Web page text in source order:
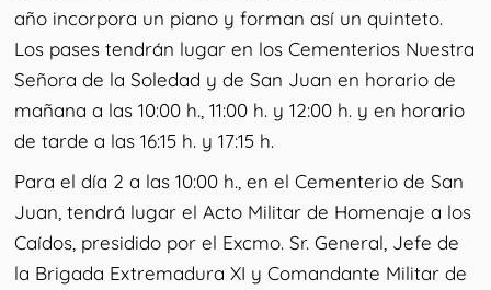
año incorpora un piano y forman así un quinteto.
Los pases tendrán lugar en los Cementerios Nuestra
Señora de la Soledad y de San Juan en horario de
mañana a las 10:00 h., 11:00 h. y 12:00 h. y en horario
de tarde a las 16:15 h. y 17:15 h.
Para el día 2 a las 10:00 h., en el Cementerio de San
Juan, tendrá lugar el Acto Militar de Homenaje a los
Caídos, presidido por el Excmo. Sr. General, Jefe de
la Brigada Extremadura XI y Comandante Militar de